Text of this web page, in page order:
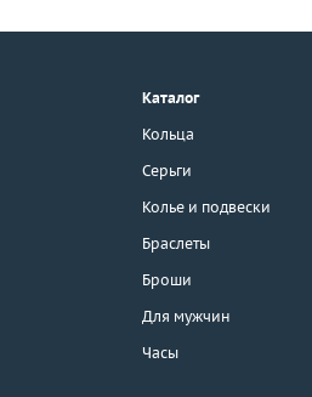
г. Москва, Тихвинский пер., д. 7,
3D-тур по шоуруму
Каталог
Кольца
Серьги
Колье и подвески
Браслеты
Броши
Для мужчин
Часы